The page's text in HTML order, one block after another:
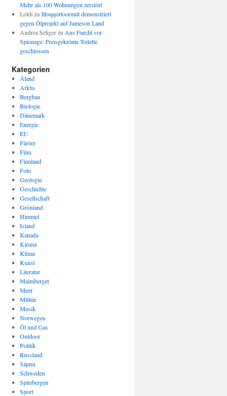
Mehr als 100 Wohnungen zerstört
Loldi zu Ittoqqortoormiit demonstriert
gegen Ölprojekt auf Jameson Land
Andrea Seligerzu Aus Furcht vor
Spionage: Preisgekrönte Toilette
geschlossen
Kategorien
Åland
Arktis
Bergbau
Biologie
Dänemark
Energie
EU
Färöer
Film
Finnland
Foto
Geologie
Geschichte
Gesellschaft
Grönland
Himmel
Island
Kanada
Kiruna
Klima
Kunst
Literatur
Malmberget
Meer
Militär
Musik
Norwegen
Öl und Gas
Outdoor
Politik
Russland
Sápmi
Schweden
Spitzbergen
Sport